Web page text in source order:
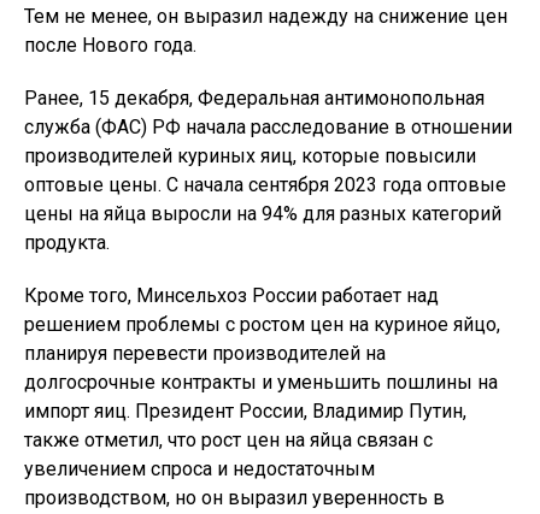
Тем не менее, он выразил надежду на снижение цен
после Нового года.
Ранее, 15 декабря, Федеральная антимонопольная
служба (ФАС) РФ начала расследование в отношении
производителей куриных яиц, которые повысили
оптовые цены. С начала сентября 2023 года оптовые
цены на яйца выросли на 94% для разных категорий
продукта.
Кроме того, Минсельхоз России работает над
решением проблемы с ростом цен на куриное яйцо,
планируя перевести производителей на
долгосрочные контракты и уменьшить пошлины на
импорт яиц. Президент России, Владимир Путин,
также отметил, что рост цен на яйца связан с
увеличением спроса и недостаточным
производством, но он выразил уверенность в